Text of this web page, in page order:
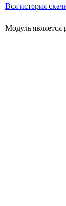
Вся история
Модуль является